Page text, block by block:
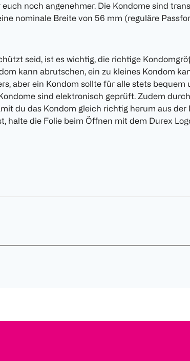
noch angenehmer. Die Kondome sind
nominale Breite von 56 mm (reguläre
seid, ist es wichtig, die richtige
kann abrutschen, ein zu kleines Kondom
aber ein Kondom sollte für alle stets bequem
sind elektronisch geprüft. Zudem
du das Kondom gleich richtig herum aus der
halte die Folie beim Öffnen mit dem Durex